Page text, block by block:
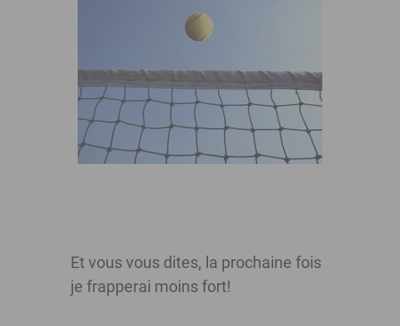
Et vous vous dites, la prochaine fois
je frapperai moins fort!